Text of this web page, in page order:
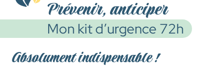
Prévenir, anticiper
Mon kit d’urgence 72h
Absolument indispensable !